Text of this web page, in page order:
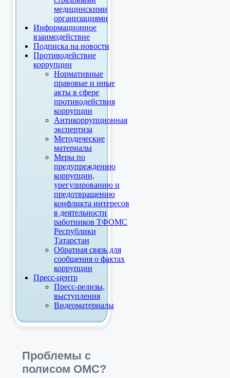
медицинскими
организациями
Информационное
взаимодействие
Подписка на новости
Противодействие
коррупции
Нормативные
правовые и иные
акты в сфере
противодействия
коррупции
Антикоррупционная
экспертиза
Методические
материалы
Меры по
предупреждению
коррупции,
урегулированию и
предотвращению
конфликта интересов
в деятельности
работников ТФОМС
Республики
Татарстан
Обратная связь для
сообщения о фактах
коррупции
Пресс-центр
Пресс-релизы,
выступления
Видеоматериалы
Проблемы с
полисом ОМС?